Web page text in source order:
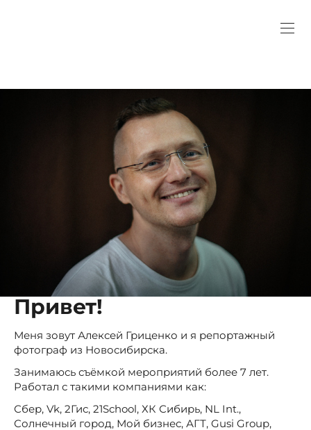
Привет!
Меня зовут Алексей Гриценко и я репортажный
фотограф из Новосибирска.
Занимаюсь съёмкой мероприятий более 7 лет.
Работал с такими компаниями как:
Сбер, Vk, 2Гис, 21School, ХК Сибирь, NL Int.,
Солнечный город, Мой бизнес, АГТ, Gusi Group,